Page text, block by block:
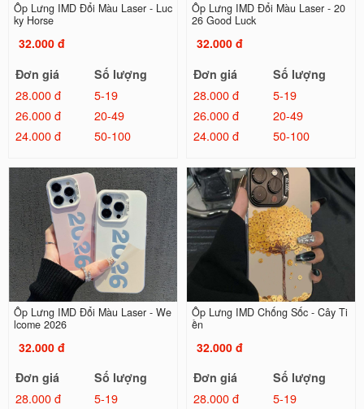
Ốp Lưng IMD Đổi Màu Laser - Luc
ky Horse
32.000 đ
Đơn giá
Số lượng
28.000 đ
5-19
26.000 đ
20-49
24.000 đ
50-100
Ốp Lưng IMD Đổi Màu Laser - 20
26 Good Luck
32.000 đ
Đơn giá
Số lượng
28.000 đ
5-19
26.000 đ
20-49
24.000 đ
50-100
Ốp Lưng IMD Đổi Màu Laser - We
lcome 2026
32.000 đ
Đơn giá
Số lượng
28.000 đ
5-19
Ốp Lưng IMD Chống Sốc - Cây Ti
ền
32.000 đ
Đơn giá
Số lượng
28.000 đ
5-19